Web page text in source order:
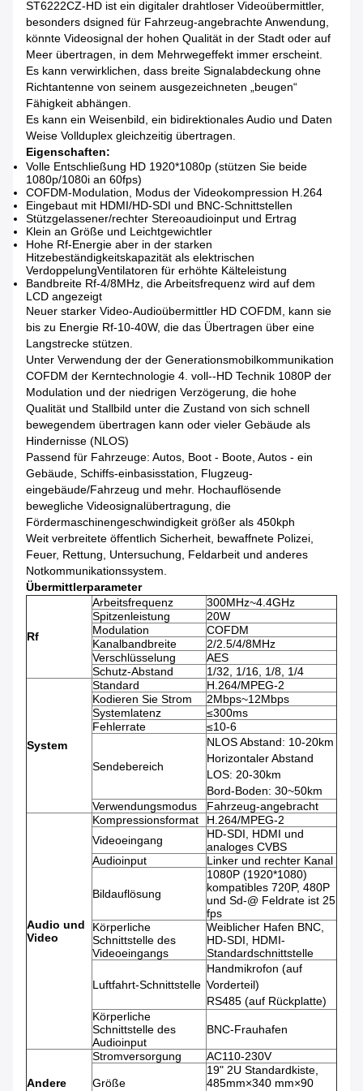
ST6222CZ-HD ist ein digitaler drahtloser Videoübermittler,
besonders dsigned für Fahrzeug-angebrachte Anwendung,
könnte Videosignal der hohen Qualität in der Stadt oder auf
Meer übertragen, in dem Mehrwegeffekt immer erscheint.
Es kann verwirklichen, dass breite Signalabdeckung ohne
Richtantenne von seinem ausgezeichneten „beugen“
Fähigkeit abhängen.
Es kann ein Weisenbild, ein bidirektionales Audio und Daten
Weise Vollduplex gleichzeitig übertragen.
Eigenschaften:
Volle Entschließung HD 1920*1080p (stützen Sie beide
1080p/1080i an 60fps)
COFDM-Modulation, Modus der Videokompression H.264
Eingebaut mit HDMI/HD-SDI und BNC-Schnittstellen
Stützgelassener/rechter Stereoaudioinput und Ertrag
Klein an Größe und Leichtgewichtler
Hohe Rf-Energie aber in der starken
Hitzebeständigkeitskapazität als elektrischen
VerdoppelungVentilatoren für erhöhte Kälteleistung
Bandbreite Rf-4/8MHz, die Arbeitsfrequenz wird auf dem
LCD angezeigt
Neuer starker Video-Audioübermittler HD COFDM, kann sie
bis zu Energie Rf-10-40W, die das Übertragen über eine
Langstrecke stützen.
Unter Verwendung der der Generationsmobilkommunikation
COFDM der Kerntechnologie 4. voll--HD Technik 1080P der
Modulation und der niedrigen Verzögerung, die hohe
Qualität und Stallbild unter die Zustand von sich schnell
bewegendem übertragen kann oder vieler Gebäude als
Hindernisse (NLOS)
Passend für Fahrzeuge: Autos, Boot - Boote, Autos - ein
Gebäude, Schiffs-einbasisstation, Flugzeug-
eingebäude/Fahrzeug und mehr. Hochauflösende
bewegliche Videosignalübertragung, die
Fördermaschinengeschwindigkeit größer als 450kph
Weit verbreitete öffentlich Sicherheit, bewaffnete Polizei,
Feuer, Rettung, Untersuchung, Feldarbeit und anderes
Notkommunikationssystem.
Übermittlerparameter
Rf
Arbeitsfrequenz
300MHz~4.4GHz
Spitzenleistung
20W
Modulation
COFDM
Kanalbandbreite
2/2.5/4/8MHz
Verschlüsselung
AES
Schutz-Abstand
1/32, 1/16, 1/8, 1/4
System
Standard
H.264/MPEG-2
Kodieren Sie Strom
2Mbps~12Mbps
Systemlatenz
≤300ms
Fehlerrate
≤10-6
Sendebereich
NLOS Abstand: 10-20km
Horizontaler Abstand
LOS: 20-30km
Bord-Boden: 30~50km
Verwendungsmodus
Fahrzeug-angebracht
Audio und
Video
Kompressionsformat
H.264/MPEG-2
Videoeingang
HD-SDI, HDMI und
analoges CVBS
Audioinput
Linker und rechter Kanal
Bildauflösung
1080P (1920*1080)
kompatibles 720P, 480P
und Sd-@ Feldrate ist 25
fps
Körperliche
Schnittstelle des
Videoeingangs
Weiblicher Hafen BNC,
HD-SDI, HDMI-
Standardschnittstelle
Luftfahrt-Schnittstelle
Handmikrofon (auf
Vorderteil)
RS485 (auf Rückplatte)
Körperliche
Schnittstelle des
Audioinput
BNC-Frauhafen
Andere
Stromversorgung AC110-230V
Größe
19" 2U Standardkiste,
485mm×340 mm×90